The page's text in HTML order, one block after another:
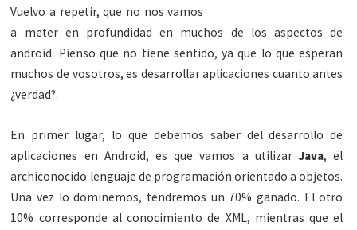
Vuelvo a repetir, que no nos vamos
a meter en profundidad en muchos de los aspectos de
android. Pienso que no tiene sentido, ya que lo que esperan
muchos de vosotros, es desarrollar aplicaciones cuanto antes
¿verdad?.
En primer lugar, lo que debemos saber del desarrollo de
aplicaciones en Android, es que vamos a utilizarJava, el
archiconocido lenguaje de programación orientado a objetos.
Una vez lo dominemos, tendremos un 70% ganado. El otro
10% corresponde al conocimiento de XML, mientras que el